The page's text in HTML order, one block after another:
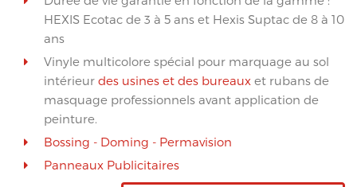
HEXIS Ecotac de 3 à 5 ans et Hexis Suptac de 8 à 10
ans
Vinyle multicolore spécial pour marquage au sol
intérieur des usines et des bureaux et rubans de
masquage professionnels avant application de
peinture.
Bossing - Doming - Permavision
Panneaux Publicitaires